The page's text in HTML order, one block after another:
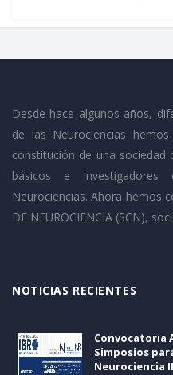
Desde hace algunos años,
de las Neurociencias
constitución de una sociedad
básicos e
Neurociencias. Ahora hemos
DE NEUROCIENCIA (SCN),
NOTICIAS RECIENTES
Convocatoria
Simposios
Neurociencia